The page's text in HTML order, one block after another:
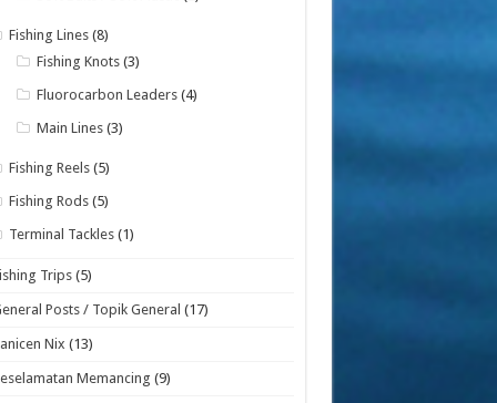
Fishing Lines (8)
Fishing Knots (3)
Fluorocarbon Leaders (4)
Main Lines (3)
Fishing Reels (5)
Fishing Rods (5)
Terminal Tackles (1)
Trips (5)
Posts / Topik General (17)
Nix (13)
Memancing (9)